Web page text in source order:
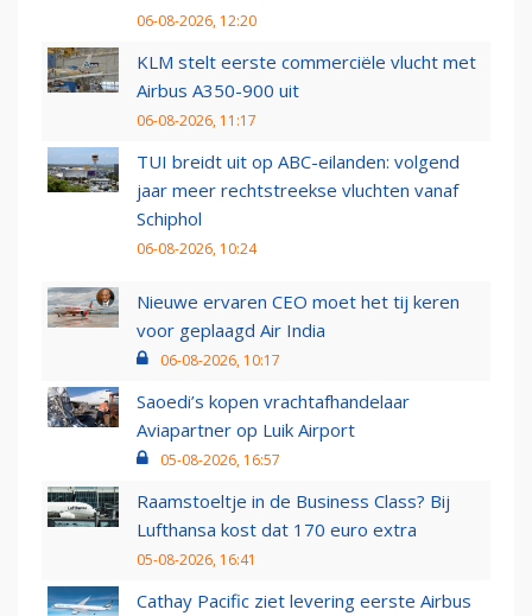
06-08-2026, 12:20
KLM stelt eerste commerciële vlucht met
Airbus A350-900 uit
06-08-2026, 11:17
TUI breidt uit op ABC-eilanden: volgend
jaar meer rechtstreekse vluchten vanaf
Schiphol
06-08-2026, 10:24
Nieuwe ervaren CEO moet het tij keren
voor geplaagd Air India
06-08-2026, 10:17
Saoedi’s kopen vrachtafhandelaar
Aviapartner op Luik Airport
05-08-2026, 16:57
Raamstoeltje in de Business Class? Bij
Lufthansa kost dat 170 euro extra
05-08-2026, 16:41
Cathay Pacific ziet levering eerste Airbus